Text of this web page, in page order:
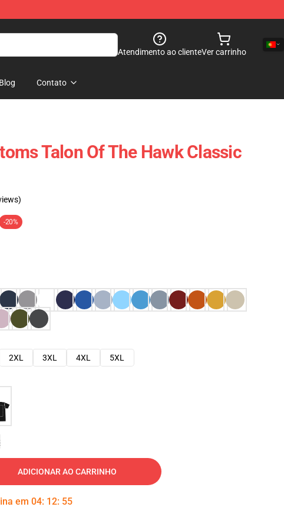
Atendimento ao clienteVer carrinho
Blog Contato
Talon Of The Hawk Classic
-20%
2XL 3XL 4XL
5XL
ADICIONAR AO CARRINHO
em 04: 12: 54